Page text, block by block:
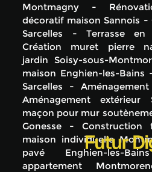
Montmagny
décoratif maison Sannois
Sarcelles
Terrasse en
Création muret pierre
jardin Soisy-sous-
maison Enghien-les-Bains
Sarcelles
Aménagement extérieur
maçon pour mur
Gonesse
Construction
maison individuelle
pavé Enghien-les-Bains
appartement